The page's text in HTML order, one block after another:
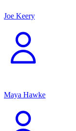
Joe Keery
Maya Hawke